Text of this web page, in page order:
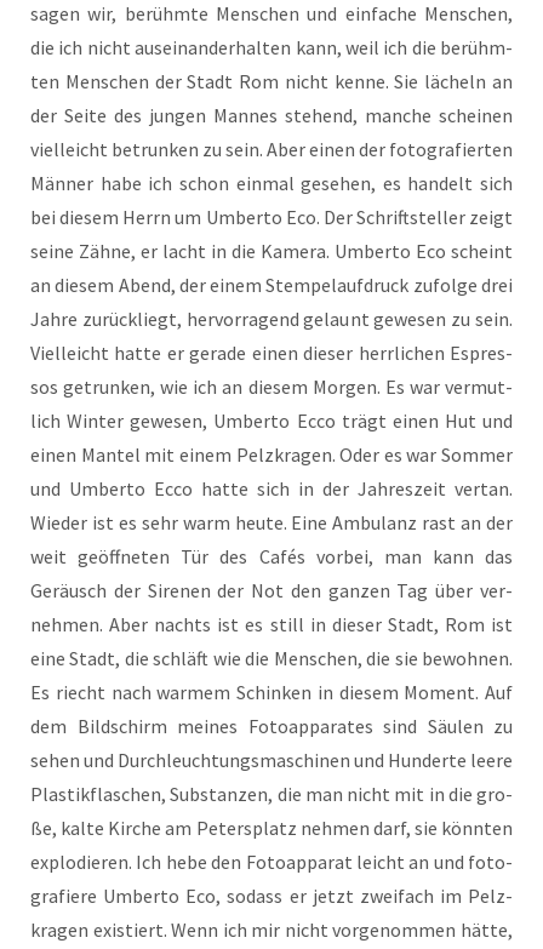
sagen wir, berühm­te Men­schen und ein­fa­che Men­schen,
die ich nicht aus­ein­an­der­hal­ten kann, weil ich die berühm­
ten Men­schen der Stadt Rom nicht ken­ne. Sie lächeln an
der Sei­te des jun­gen Man­nes ste­hend, man­che schei­nen
viel­leicht betrun­ken zu sein. Aber einen der foto­gra­fier­ten
Män­ner habe ich schon ein­mal gese­hen, es han­delt sich
bei die­sem Herrn um Umber­to Eco. Der Schrift­stel­ler zeigt
sei­ne Zäh­ne, er lacht in die Kame­ra. Umber­to Eco scheint
an die­sem Abend, der einem Stem­pel­auf­druck zufol­ge drei
Jah­re zurück­liegt, her­vor­ra­gend gelaunt gewe­sen zu sein.
Viel­leicht hat­te er gera­de einen die­ser herr­li­chen Espres­
sos getrun­ken, wie ich an die­sem Mor­gen. Es war ver­mut­
lich Win­ter gewe­sen, Umber­to Ecco trägt einen Hut und
einen Man­tel mit einem Pelz­kra­gen. Oder es war Som­mer
und Umber­to Ecco hat­te sich in der Jah­res­zeit ver­tan.
Wie­der ist es sehr warm heu­te. Eine Ambu­lanz rast an der
weit geöff­ne­ten Tür des Cafés vor­bei, man kann das
Geräusch der Sire­nen der Not den gan­zen Tag über ver­
neh­men. Aber nachts ist es still in die­ser Stadt, Rom ist
eine Stadt, die schläft wie die Men­schen, die sie bewoh­nen.
Es riecht nach war­mem Schin­ken in die­sem Moment. Auf
dem Bild­schirm mei­nes Foto­ap­pa­ra­tes sind Säu­len zu
sehen und Durch­leuch­tungs­ma­schi­nen und Hun­der­te lee­re
Plas­tik­fla­schen, Sub­stan­zen, die man nicht mit in die gro­
ße, kal­te Kir­che am Peters­platz neh­men darf, sie könn­ten
explo­die­ren. Ich hebe den Foto­ap­pa­rat leicht an und foto­
gra­fie­re Umber­to Eco, sodass er jetzt zwei­fach im Pelz­
kra­gen exis­tiert. Wenn ich mir nicht vor­ge­nom­men hät­te,